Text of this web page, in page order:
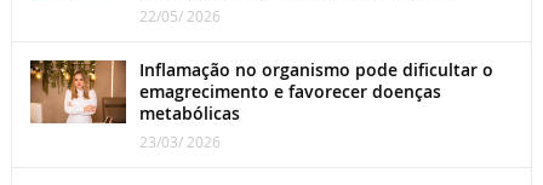
22/05/ 2026
Inflamação no organismo pode dificultar o
emagrecimento e favorecer doenças
metabólicas
23/03/ 2026